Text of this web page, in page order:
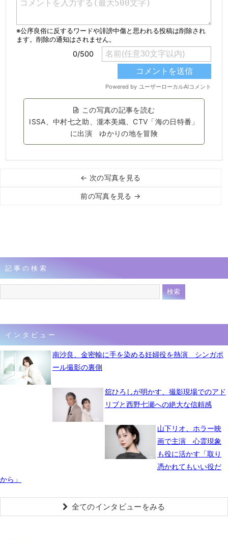
この写真の記事を読む
ISSA、中村七之助、瀧本美織、CTV「海の日特番」
に出演 ゆかりの地を冒険
← 次の写真を見る
前の写真を見る →
記事の検索
インタビュー
南沙良、金密輸に手を染める妊婦役を熱演 シンガポ
ール撮影の裏側
舘ひろしが明かす、撮影現場でのアド
リブと西野七瀬への絶大な信頼感
山下リオ、ホラー映
画で主演 心霊現象
も役に活かす「取り
憑かれてもいい役だ
から」
全てのインタビューをみる